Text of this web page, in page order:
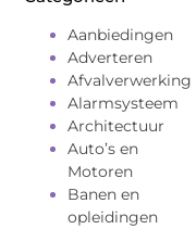
Aanbiedingen
Adverteren
Afvalverwerking
Alarmsysteem
Architectuur
Auto’s en
Motoren
Banen en
opleidingen